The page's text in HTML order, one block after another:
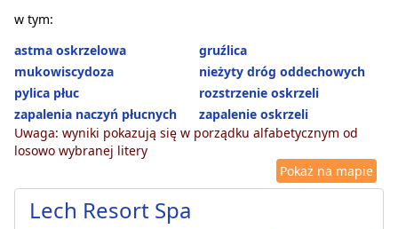
w tym:
astma oskrzelowa
gruźlica
mukowiscydoza
nieżyty dróg oddechowych
pylica płuc
rozstrzenie oskrzeli
zapalenia naczyń płucnych
zapalenie oskrzeli
Uwaga: wyniki pokazują się w porządku alfabetycznym od
losowo wybranej litery
Pokaż na mapie
Lech Resort Spa